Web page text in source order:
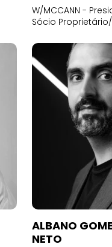
W/MCCANN -
Sócio
ALBANO
NETO